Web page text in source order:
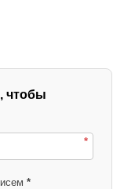
чтобы
*
*